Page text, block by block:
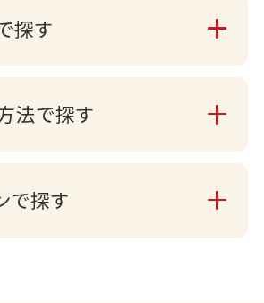
探す
法で探す
で探す